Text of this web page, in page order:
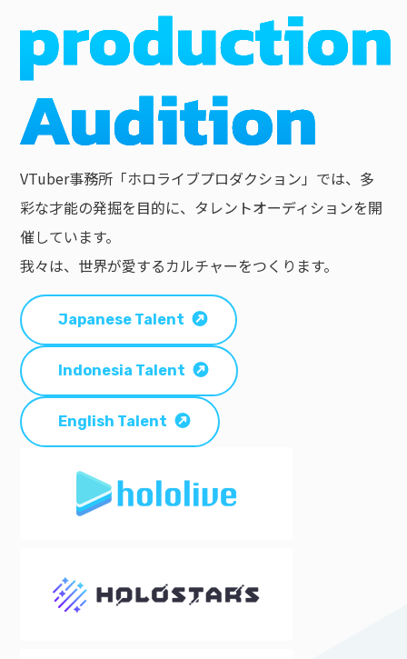
VTuber事務所「ホロライブプロダクション」では、多
彩な才能の発掘を目的に、タレントオーディションを開
催しています。
我々は、世界が愛するカルチャーをつくります。
Japanese Talent
Indonesia Talent
English Talent